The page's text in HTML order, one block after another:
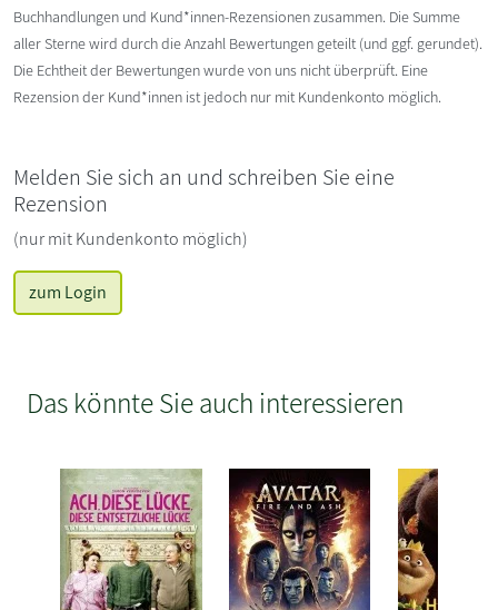
Buchhandlungen und Kund*innen-Rezensionen zusammen. Die Summe
aller Sterne wird durch die Anzahl Bewertungen geteilt (und ggf. gerundet).
Die Echtheit der Bewertungen wurde von uns nicht überprüft. Eine
Rezension der Kund*innen ist jedoch nur mit Kundenkonto möglich.
Melden Sie sich an und schreiben Sie eine
Rezension
(nur mit Kundenkonto möglich)
zum Login
Das könnte Sie auch interessieren